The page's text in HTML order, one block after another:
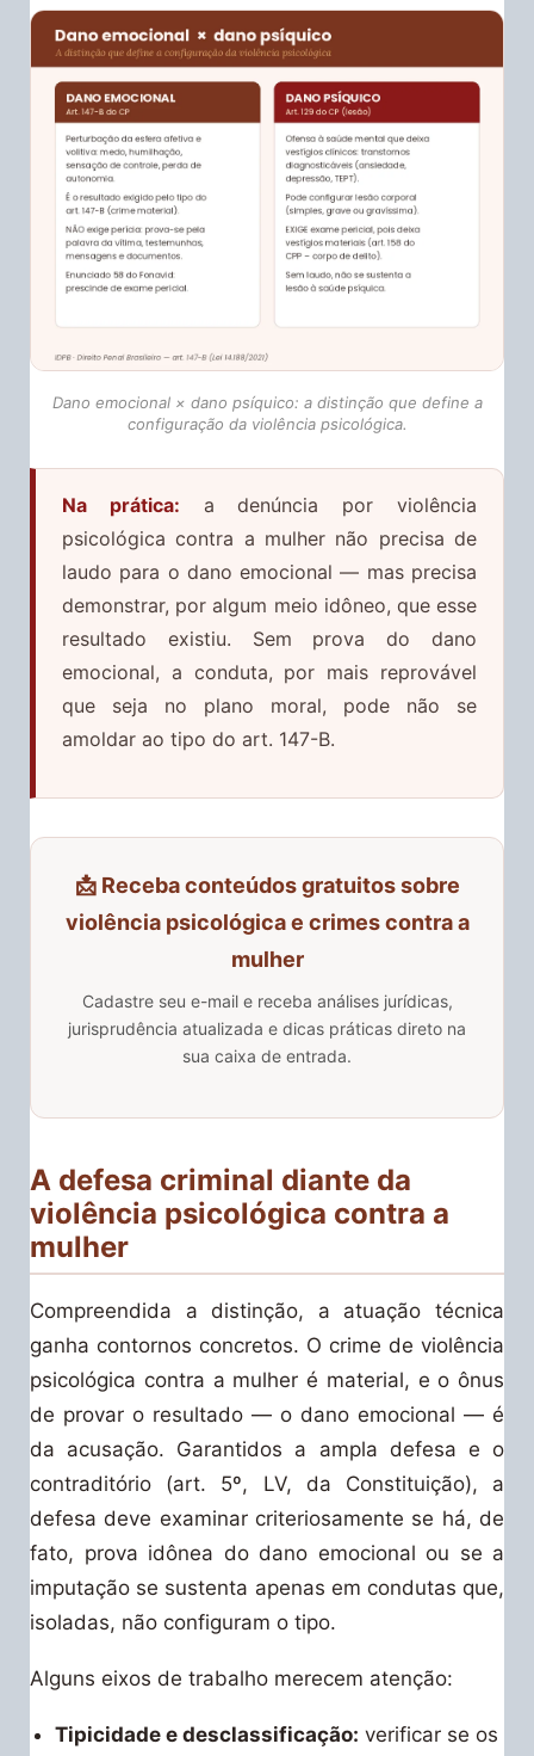
Dano emocional × dano psíquico: a distinção que define a
configuração da violência psicológica.
Na prática: a denúncia por violência
psicológica contra a mulher não precisa de
laudo para o dano emocional — mas precisa
demonstrar, por algum meio idôneo, que esse
resultado existiu. Sem prova do dano
emocional, a conduta, por mais reprovável
que seja no plano moral, pode não se
amoldar ao tipo do art. 147-B.
📩 Receba conteúdos gratuitos sobre
violência psicológica e crimes contra a
mulher
Cadastre seu e-mail e receba análises jurídicas,
jurisprudência atualizada e dicas práticas direto na
sua caixa de entrada.
A defesa criminal diante da
violência psicológica contra a
mulher
Compreendida a distinção, a atuação técnica
ganha contornos concretos. O crime de violência
psicológica contra a mulher é material, e o ônus
de provar o resultado — o dano emocional — é
da acusação. Garantidos a ampla defesa e o
contraditório (art. 5º, LV, da Constituição), a
defesa deve examinar criteriosamente se há, de
fato, prova idônea do dano emocional ou se a
imputação se sustenta apenas em condutas que,
isoladas, não configuram o tipo.
Alguns eixos de trabalho merecem atenção:
Tipicidade e desclassificação: verificar se os